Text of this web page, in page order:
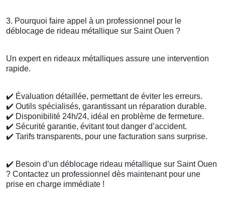
3. Pourquoi faire appel à un professionnel pour le
déblocage de rideau métallique sur Saint Ouen ?
Un expert en rideaux métalliques assure une intervention
rapide.
✔️ Évaluation détaillée, permettant de éviter les erreurs.
✔️ Outils spécialisés, garantissant un réparation durable.
✔️ Disponibilité 24h/24, idéal en problème de fermeture.
✔️ Sécurité garantie, évitant tout danger d’accident.
✔️ Tarifs transparents, pour une facturation sans surprise.
✔️ Besoin d’un déblocage rideau métallique sur Saint Ouen
? Contactez un professionnel dès maintenant pour une
prise en charge immédiate !